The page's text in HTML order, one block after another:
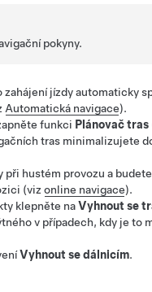
pokyny.
zahájení jízdy automaticky
Automatická navigace).
funkci Plánovač tras
tras minimalizujete
při hustém provozu a
(viz online navigace).
klepněte naVyhnout se
v případech, kdy je to
Vyhnout se dálnicím.